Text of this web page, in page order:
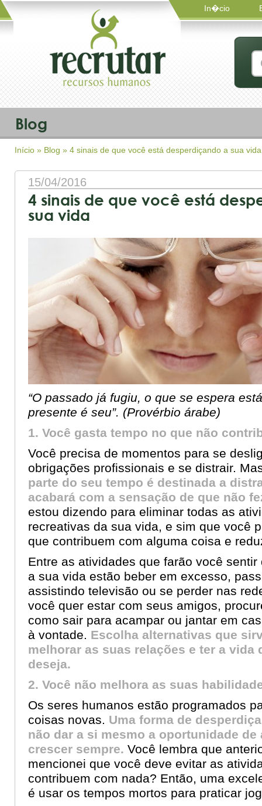
In�cio
Blog
Início » Blog » 4 sinais de que você está desperdiçando a sua vida
15/04/2016
4 sinais de que você está
sua vida
“O passado já fugiu, o que se espera
presente é seu”. (Provérbio árabe)
1. Você gasta tempo no que não
Você precisa de momentos para se
obrigações profissionais e se distrair.
parte do seu tempo é destinada a
acabará com a sensação de que não
estou dizendo para eliminar todas as
recreativas da sua vida, e sim que você
que contribuem com alguma coisa e
Entre as atividades que farão você sentir
a sua vida estão beber em excesso,
assistindo televisão ou se perder nas
você quer estar com seus amigos,
como sair para acampar ou jantar em
à vontade. Escolha alternativas que
melhorar as suas relações e ter a vida
deseja.
2. Você não melhora as suas
Os seres humanos estão programados
coisas novas. Uma forma de
não dar a si mesmo a oportunidade de
crescer sempre. Você lembra que
mencionei que você deve evitar as
contribuem com nada? Então, uma
é usar os tempos mortos para praticar